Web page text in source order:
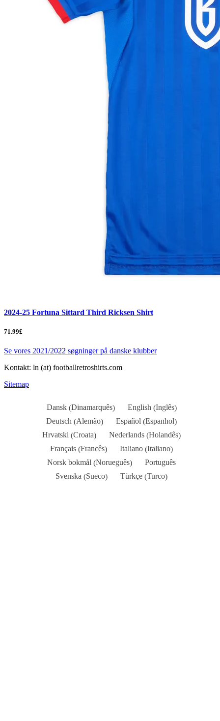
2024-25 Fortuna Sittard Third Ricksen Shirt
71.99£
Se vores 2021/2022 søgninger på danske klubber
Kontakt: ln (at) footballretroshirts.com
Sitemap
Dansk(Dinamarquês) English(Inglês)
Deutsch (Alemão) Español (Espanhol)
Hrvatski (Croata) Nederlands (Holandês)
Français (Francês) Italiano (Italiano)
Norsk bokmål (Norueguês)
Português
Svenska (Sueco) Türkçe (Turco)